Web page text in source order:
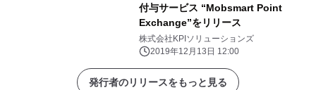
付与サービス “Mobsmart Point
Exchange”をリリース
株式会社KPIソリューションズ
2019年12月13日 12:00
発行者のリリースをもっと見る